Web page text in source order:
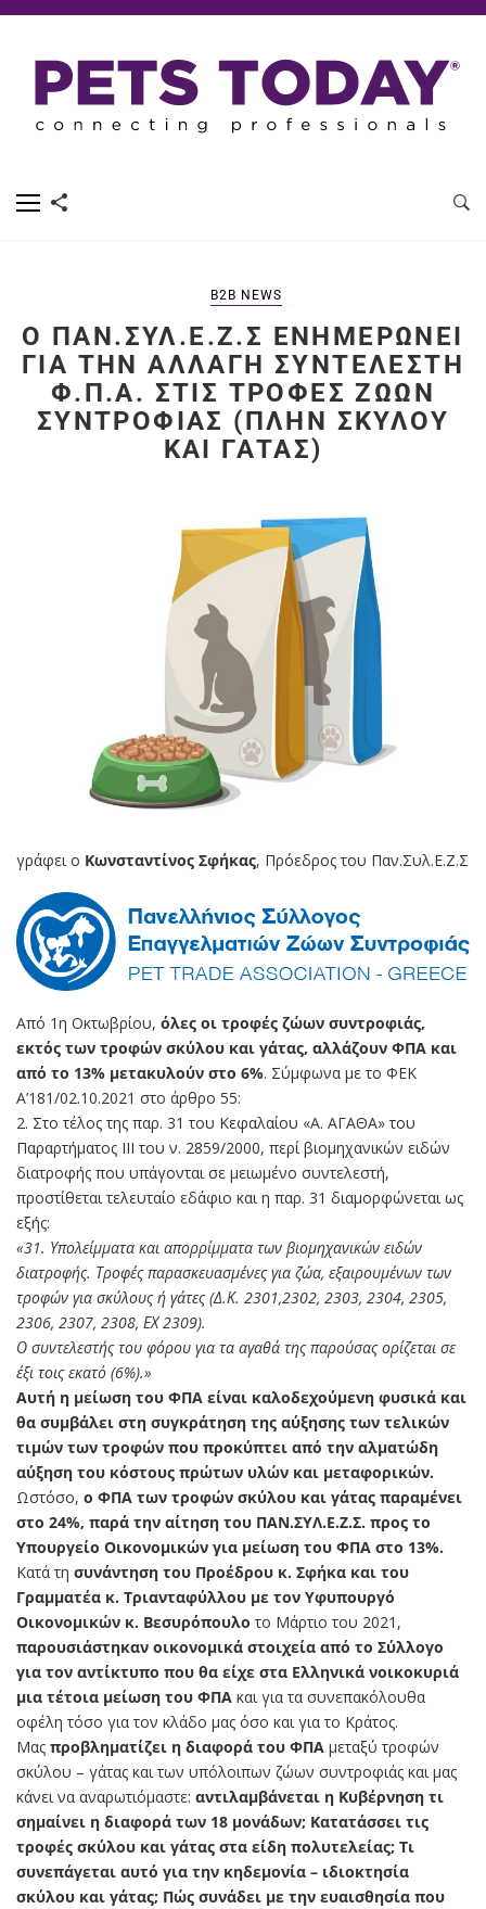
B2B NEWS
Ο ΠΑΝ.ΣΥΛ.Ε.Ζ.Σ ΕΝΗΜΕΡΏΝΕΙ
ΓΙΑ ΤΗΝ ΑΛΛΑΓΉ ΣΥΝΤΕΛΕΣΤΉ
Φ.Π.Α. ΣΤΙΣ ΤΡΟΦΈΣ ΖΏΩΝ
ΣΥΝΤΡΟΦΙΆΣ (ΠΛΗΝ ΣΚΎΛΟΥ
ΚΑΙ ΓΆΤΑΣ)
γράφει ο Κωνσταντίνος Σφήκας, Πρόεδρος του Παν.Συλ.Ε.Ζ.Σ
Από 1η Οκτωβρίου, όλες οι τροφές ζώων συντροφιάς,
εκτός των τροφών σκύλου και γάτας, αλλάζουν ΦΠΑ και
από το 13% μετακυλούν στο 6%. Σύμφωνα με το ΦΕΚ
Α’181/02.10.2021 στο άρθρο 55:
2. Στο τέλος της παρ. 31 του Κεφαλαίου «Α. ΑΓΑΘΑ» του
Παραρτήματος ΙΙΙ του ν. 2859/2000, περί βιομηχανικών ειδών
διατροφής που υπάγονται σε μειωμένο συντελεστή,
προστίθεται τελευταίο εδάφιο και η παρ. 31 διαμορφώνεται ως
εξής:
«31. Υπολείμματα και απορρίμματα των βιομηχανικών ειδών
διατροφής. Τροφές παρασκευασμένες για ζώα, εξαιρουμένων των
τροφών για σκύλους ή γάτες (Δ.Κ. 2301,2302, 2303, 2304, 2305,
2306, 2307, 2308, ΕΧ 2309).
Ο συντελεστής του φόρου για τα αγαθά της παρούσας ορίζεται σε
έξι τοις εκατό (6%).»
Αυτή η μείωση του ΦΠΑ είναι καλοδεχούμενη φυσικά και
θα συμβάλει στη συγκράτηση της αύξησης των τελικών
τιμών των τροφών που προκύπτει από την αλματώδη
αύξηση του κόστους πρώτων υλών και μεταφορικών.
Ωστόσο, ο ΦΠΑ των τροφών σκύλου και γάτας παραμένει
στο 24%, παρά την αίτηση του ΠΑΝ.ΣΥΛ.Ε.Ζ.Σ. προς το
Υπουργείο Οικονομικών για μείωση του ΦΠΑ στο 13%.
Κατά τη συνάντηση του Προέδρου κ. Σφήκα και του
Γραμματέα κ. Τριανταφύλλου με τον Υφυπουργό
Οικονομικών κ. Βεσυρόπουλο το Μάρτιο του 2021,
παρουσιάστηκαν οικονομικά στοιχεία από το Σύλλογο
για τον αντίκτυπο που θα είχε στα Ελληνικά νοικοκυριά
μια τέτοια μείωση του ΦΠΑ και για τα συνεπακόλουθα
οφέλη τόσο για τον κλάδο μας όσο και για το Κράτος.
Μας προβληματίζει η διαφορά του ΦΠΑ μεταξύ τροφών
σκύλου – γάτας και των υπόλοιπων ζώων συντροφιάς και μας
κάνει να αναρωτιόμαστε: αντιλαμβάνεται η Κυβέρνηση τι
σημαίνει η διαφορά των 18 μονάδων; Κατατάσσει τις
τροφές σκύλου και γάτας στα είδη πολυτελείας; Τι
συνεπάγεται αυτό για την κηδεμονία – ιδιοκτησία
σκύλου και γάτας; Πώς συνάδει με την ευαισθησία που